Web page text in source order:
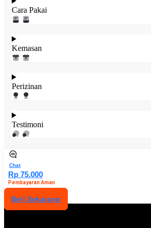
Cara Pakai
Kemasan
Perizinan
Testimoni
Chat
Rp 75.000
Pembayaran Aman
Beli Sekarang